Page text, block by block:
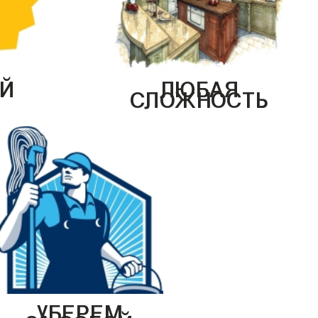
ЛЮБАЯ
СЛОЖНОСТЬ
УБЕРЕМ